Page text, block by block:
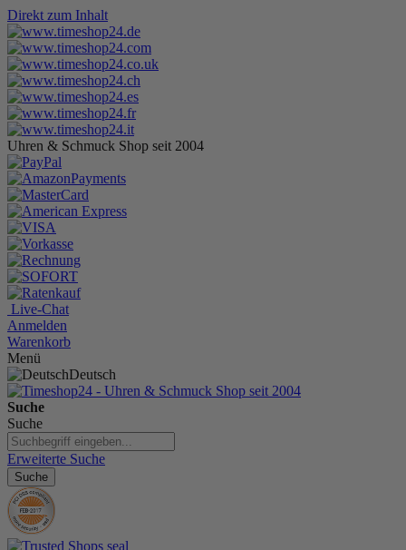
Direkt zum Inhalt
Uhren & Schmuck Shop seit 2004
Live-Chat
Anmelden
Warenkorb
Menü
Deutsch
Suche
Suche
Erweiterte Suche
Suche